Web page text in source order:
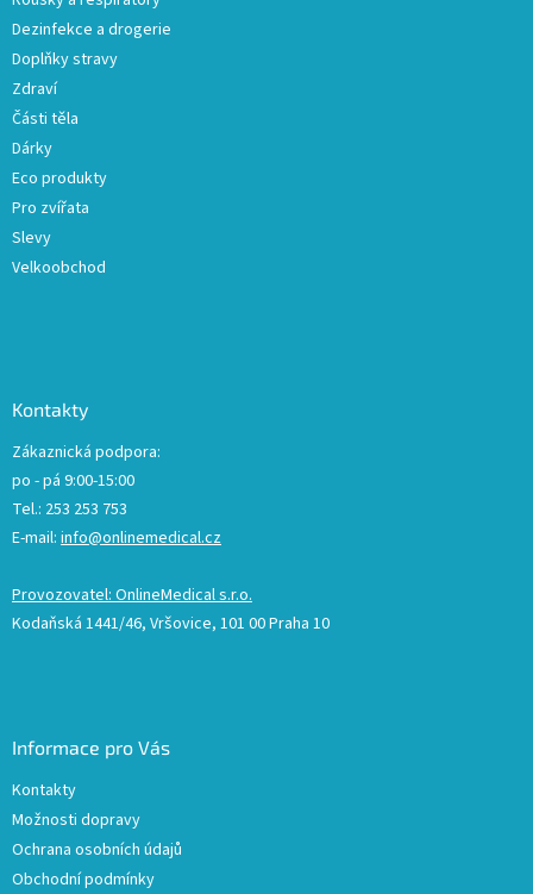
Dezinfekce a drogerie
Doplňky stravy
Zdraví
Části těla
Dárky
Eco produkty
Pro zvířata
Slevy
Velkoobchod
Kontakty
Zákaznická podpora:
po - pá 9:00-15:00
Tel.: 253 253 753
E-mail: info@onlinemedical.cz
Provozovatel: OnlineMedical s.r.o.
Kodaňská 1441/46, Vršovice, 101 00 Praha 10
Informace pro Vás
Kontakty
Možnosti dopravy
Ochrana osobních údajů
Obchodní podmínky